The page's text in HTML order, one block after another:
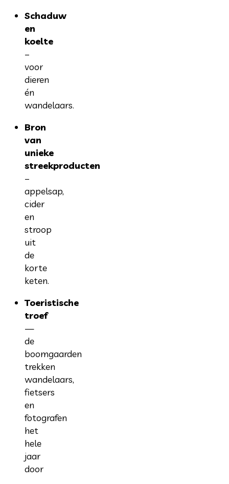
Schaduw
en
koelte
–
voor
dieren
én
wandelaars.
Bron
van
unieke
streekproducten
–
appelsap,
cider
en
stroop
uit
de
korte
keten.
Toeristische
troef
—
de
boomgaarden
trekken
wandelaars,
fietsers
en
fotografen
het
hele
jaar
door